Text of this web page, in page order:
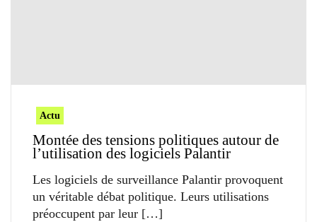
Actu
Montée des tensions politiques autour de
l’utilisation des logiciels Palantir
Les logiciels de surveillance Palantir provoquent
un véritable débat politique. Leurs utilisations
préoccupent par leur